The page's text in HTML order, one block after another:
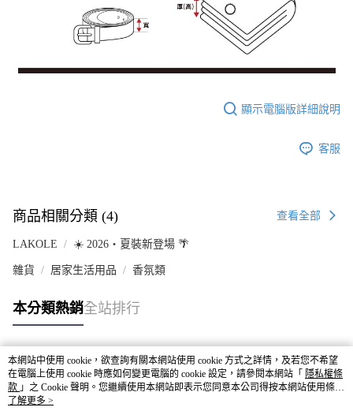
顯示電腦版詳細說明
客服
商品相關分類 (4) 查看全部
LAKOLE ☀️ 2026・夏裝新登場 🌴
雜貨 居家生活用品 香氛類
本分類熱銷全站排行
熱門標籤
本網站中使用 cookie，欲查詢有關本網站使用 cookie 方式之詳情，及若您不希望
在電腦上使用 cookie 時應如何變更電腦的 cookie 設定，請參閱本網站「 隱私權條
款 」之 Cookie 聲明。您繼續使用本網站即表示您同意本公司得按本網站使用條款
之 Cookie 聲明使用 cookie。
了解更多 >